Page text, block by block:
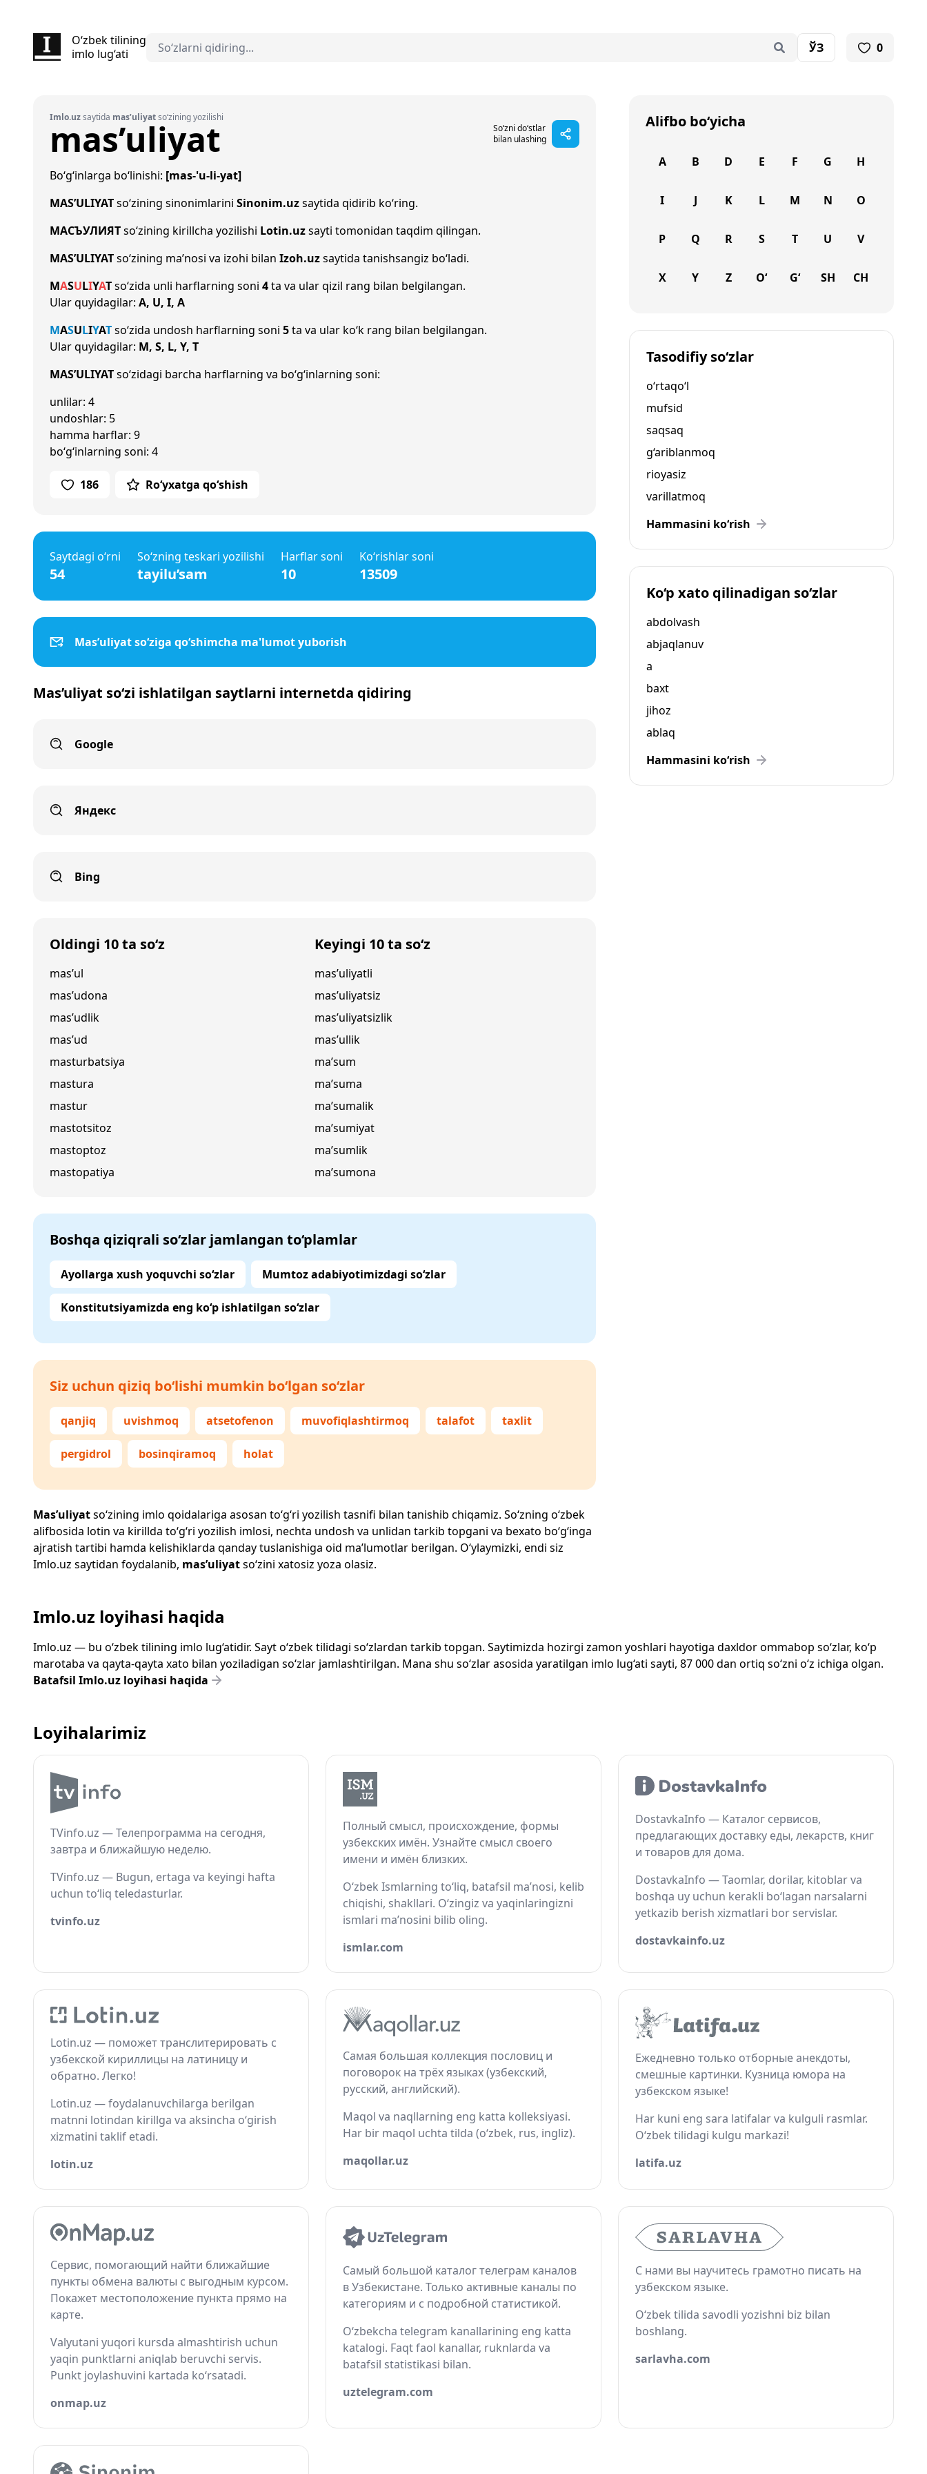
O‘zbek tilining
imlo lug‘ati
ЎЗ 0
Imlo.uzsaytida mas’uliyatso‘zining yozilishi
mas’uliyat
So‘zni do‘stlar
bilan ulashing
Bo‘g‘inlarga bo‘linishi: [mas-'u-li-yat]
MAS’ULIYATso‘zining sinonimlarini Sinonim.uzsaytida qidirib ko‘ring.
МАСЪУЛИЯТso‘zining kirillcha yozilishi Lotin.uzsayti tomonidan taqdim qilingan.
MAS’ULIYATso‘zining ma’nosi va izohi bilan Izoh.uzsaytida tanishsangiz bo‘ladi.
MASULIYATso‘zida unli harflarning soni 4ta va ular qizil rang bilan belgilangan.
Ular quyidagilar: A, U, I, A
MASULIYATso‘zida undosh harflarning soni 5ta va ular ko‘k rang bilan belgilangan.
Ular quyidagilar: M, S, L, Y, T
MAS’ULIYATso‘zidagi barcha harflarning va bo‘g‘inlarning soni:
unlilar: 4
undoshlar: 5
hamma harflar: 9
bo‘g‘inlarning soni: 4
186 Ro‘yxatga qo‘shish
Saytdagi o‘rni
54
So‘zning teskari yozilishi
tayilu’sam
Harflar soni
10
Ko‘rishlar soni
13509
Mas’uliyat so‘ziga qo‘shimcha ma'lumot yuborish
Mas’uliyat so‘zi ishlatilgan saytlarni internetda qidiring
Google
Яндекс
Bing
Oldingi 10 ta so‘z
mas’ul
mas’udona
mas’udlik
mas’ud
masturbatsiya
mastura
mastur
mastotsitoz
mastoptoz
mastopatiya
Keyingi 10 ta so‘z
mas’uliyatli
mas’uliyatsiz
mas’uliyatsizlik
mas’ullik
ma’sum
ma’suma
ma’sumalik
ma’sumiyat
ma’sumlik
ma’sumona
Boshqa qiziqrali so‘zlar jamlangan to‘plamlar
Ayollarga xush yoquvchi so‘zlar Mumtoz adabiyotimizdagi so‘zlar
Konstitutsiyamizda eng ko‘p ishlatilgan so‘zlar
Siz uchun qiziq bo‘lishi mumkin bo‘lgan so‘zlar
qanjiq uvishmoq atsetofenon muvofiqlashtirmoq talafot taxlit
pergidrol bosinqiramoq holat
Mas’uliyatso‘zining imlo qoidalariga asosan to‘g‘ri yozilish tasnifi bilan tanishib chiqamiz. So‘zning o‘zbek
alifbosida lotin va kirillda to‘g‘ri yozilish imlosi, nechta undosh va unlidan tarkib topgani va bexato bo‘g‘inga
ajratish tartibi hamda kelishiklarda qanday tuslanishiga oid ma’lumotlar berilgan. O‘ylaymizki, endi siz
Imlo.uz saytidan foydalanib, mas’uliyatso‘zini xatosiz yoza olasiz.
Alifbo bo‘yicha
A B D E F G H
I J K L M N O
P Q R S T U V
X Y Z O‘ G‘ SH CH
Tasodifiy so‘zlar
o‘rtaqo‘l
mufsid
saqsaq
g‘ariblanmoq
rioyasiz
varillatmoq
Hammasini ko‘rish
Ko‘p xato qilinadigan so‘zlar
abdolvash
abjaqlanuv
a
baxt
jihoz
ablaq
Hammasini ko‘rish
Imlo.uz loyihasi haqida
Imlo.uz — bu o‘zbek tilining imlo lug‘atidir. Sayt o‘zbek tilidagi so‘zlardan tarkib topgan. Saytimizda hozirgi zamon yoshlari hayotiga daxldor ommabop so‘zlar, ko‘p
marotaba va qayta-qayta xato bilan yoziladigan so‘zlar jamlashtirilgan. Mana shu so‘zlar asosida yaratilgan imlo lug‘ati sayti, 87 000 dan ortiq so‘zni o‘z ichiga olgan.
Batafsil Imlo.uz loyihasi haqida
Loyihalarimiz
TVinfo.uz — Телепрограмма на сегодня,
завтра и ближайшую неделю.
TVinfo.uz — Bugun, ertaga va keyingi hafta
uchun to‘liq teledasturlar.
tvinfo.uz
Полный смысл, происхождение, формы
узбекских имён. Узнайте смысл своего
имени и имён близких.
O‘zbek Ismlarning to‘liq, batafsil ma’nosi, kelib
chiqishi, shakllari. O‘zingiz va yaqinlaringizni
ismlari ma’nosini bilib oling.
ismlar.com
DostavkaInfo — Каталог сервисов,
предлагающих доставку еды, лекарств, книг
и товаров для дома.
DostavkaInfo — Taomlar, dorilar, kitoblar va
boshqa uy uchun kerakli bo‘lagan narsalarni
yetkazib berish xizmatlari bor servislar.
dostavkainfo.uz
Lotin.uz — поможет транслитерировать с
узбекской кириллицы на латиницу и
обратно. Легко!
Lotin.uz — foydalanuvchilarga berilgan
matnni lotindan kirillga va aksincha o‘girish
xizmatini taklif etadi.
lotin.uz
Самая большая коллекция пословиц и
поговорок на трёх языках (узбекский,
русский, английский).
Maqol va naqllarning eng katta kolleksiyasi.
Har bir maqol uchta tilda (o‘zbek, rus, ingliz).
maqollar.uz
Ежедневно только отборные анекдоты,
смешные картинки. Кузница юмора на
узбекском языке!
Har kuni eng sara latifalar va kulguli rasmlar.
O‘zbek tilidagi kulgu markazi!
latifa.uz
Сервис, помогающий найти ближайшие
пункты обмена валюты с выгодным курсом.
Покажет местоположение пункта прямо на
карте.
Valyutani yuqori kursda almashtirish uchun
yaqin punktlarni aniqlab beruvchi servis.
Punkt joylashuvini kartada ko‘rsatadi.
onmap.uz
Самый большой каталог телеграм каналов
в Узбекистане. Только активные каналы по
категориям и с подробной статистикой.
O‘zbekcha telegram kanallarining eng katta
katalogi. Faqt faol kanallar, ruknlarda va
batafsil statistikasi bilan.
uztelegram.com
С нами вы научитесь грамотно писать на
узбекском языке.
O‘zbek tilida savodli yozishni biz bilan
boshlang.
sarlavha.com